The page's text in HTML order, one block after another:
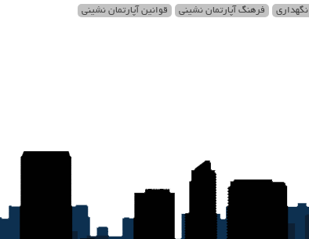
فرهنگ آپارتمان نشینی قوانین آپارتمان نشینی